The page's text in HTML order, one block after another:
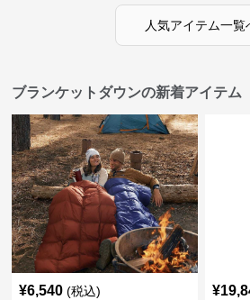
人気アイテム一覧
ブランケットダウンの新着アイテム
¥6,540 (税込) ¥